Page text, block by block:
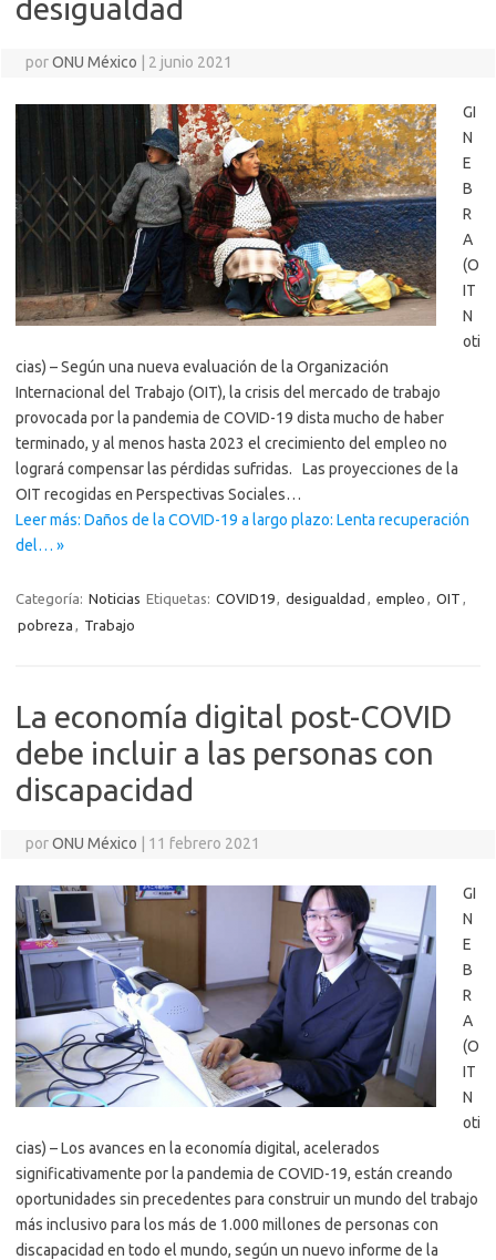
desigualdad
porONU México 2 junio 2021
GI
N
E
B
R
A
(O
IT
N
oti
cias) – Según una nueva evaluación de la Organización
Internacional del Trabajo (OIT), la crisis del mercado de trabajo
provocada por la pandemia de COVID-19 dista mucho de haber
terminado, y al menos hasta 2023 el crecimiento del empleo no
logrará compensar las pérdidas sufridas. Las proyecciones de la
OIT recogidas en Perspectivas Sociales…
Leer más: Daños de la COVID-19 a largo plazo: Lenta recuperación
del… »
Categoría: Noticias Etiquetas: COVID19, desigualdad , empleo , OIT ,
pobreza , Trabajo
La economía digital post-COVID
debe incluir a las personas con
discapacidad
porONU México 11 febrero 2021
GI
N
E
B
R
A
(O
IT
N
oti
cias) – Los avances en la economía digital, acelerados
significativamente por la pandemia de COVID-19, están creando
oportunidades sin precedentes para construir un mundo del trabajo
más inclusivo para los más de 1.000 millones de personas con
discapacidad en todo el mundo, según un nuevo informe de la